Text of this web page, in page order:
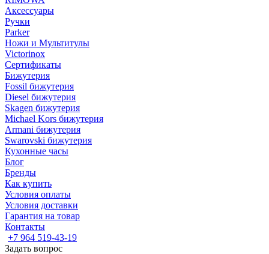
Аксессуары
Ручки
Parker
Ножи и Мультитулы
Victorinox
Сертификаты
Бижутерия
Fossil бижутерия
Diesel бижутерия
Skagen бижутерия
Michael Kors бижутерия
Armani бижутерия
Swarovski бижутерия
Кухонные часы
Блог
Бренды
Как купить
Условия оплаты
Условия доставки
Гарантия на товар
Контакты
+7 964 519-43-19
Задать вопрос